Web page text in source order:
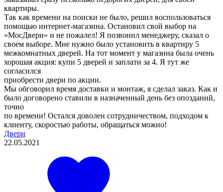
квартиры.
Так как времени на поиски не было, решил воспользоваться
помощью интернет-магазина. Остановил свой выбор на
«МосДвери» и не пожалел! Я позвонил менеджеру, сказал о
своем выборе. Мне нужно было установить в квартиру 5
межкомнатных дверей. На тот момент у магазина была очень
хорошая акция: купи 5 дверей и заплати за 4. Я тут же
согласился
приобрести двери по акции.
Мы обговорил время доставки и монтаж, я сделал заказ. Как и
было договорено ставили в назначенный день без опозданий,
точно
по времени! Остался доволен сотрудничеством, подходом к
клиенту, скоростью работы, обращаться можно!
Двери
22.05.2021